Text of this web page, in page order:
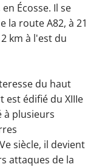
Écosse. Il se
la route A82, à 21
km à l'est du
du haut
est édifié du XIIIe
à plusieurs
siècle, il devient
attaques de la